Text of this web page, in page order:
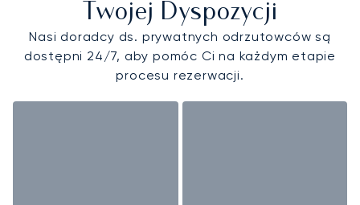
Twojej Dyspozycji
Nasi doradcy ds. prywatnych odrzutowców są
dostępni 24/7, aby pomóc Ci na każdym etapie
procesu rezerwacji.